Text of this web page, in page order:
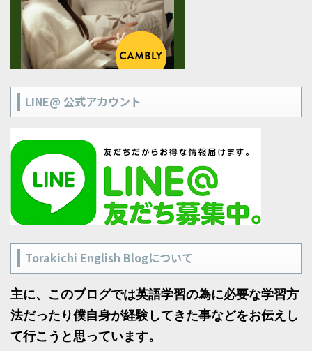
LINE@ 公式アカウント
Torakichi English Blogについて
主に、このブログでは英語学習の為に必要な学習方
法だったり僕自身が経験してきた事などをお伝えし
て行こうと思っています。